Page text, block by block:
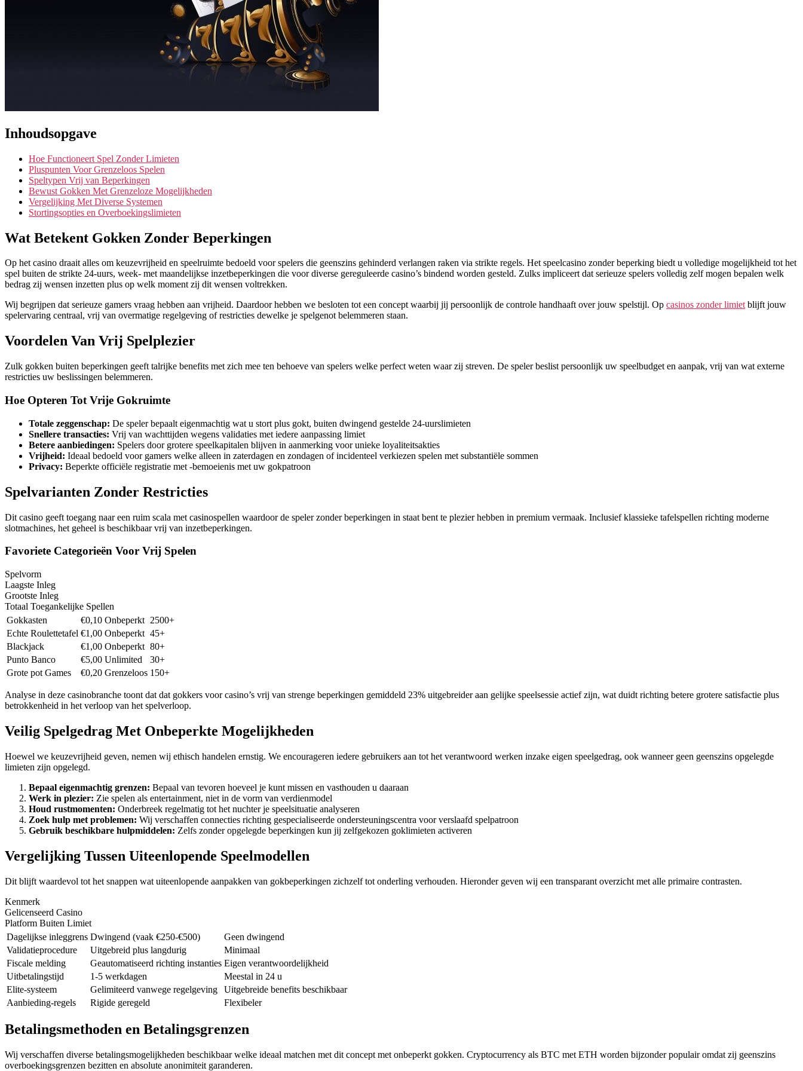
Inhoudsopgave
Hoe Functioneert Spel Zonder Limieten
Pluspunten Voor Grenzeloos Spelen
Speltypen Vrij van Beperkingen
Bewust Gokken Met Grenzeloze Mogelijkheden
Vergelijking Met Diverse Systemen
Stortingsopties en Overboekingslimieten
Wat Betekent Gokken Zonder Beperkingen
Op het casino draait alles om keuzevrijheid en speelruimte bedoeld voor spelers die geenszins gehinderd verlangen raken via strikte regels. Het speelcasino zonder beperking biedt u volledige mogelijkheid tot het
spel buiten de strikte 24-uurs, week- met maandelijkse inzetbeperkingen die voor diverse gereguleerde casino’s bindend worden gesteld. Zulks impliceert dat serieuze spelers volledig zelf mogen bepalen welk
bedrag zij wensen inzetten plus op welk moment zij dit wensen voltrekken.
Wij begrijpen dat serieuze gamers vraag hebben aan vrijheid. Daardoor hebben we besloten tot een concept waarbij jij persoonlijk de controle handhaaft over jouw spelstijl. Op casinos zonder limietblijft jouw
spelervaring centraal, vrij van overmatige regelgeving of restricties dewelke je spelgenot belemmeren staan.
Voordelen Van Vrij Spelplezier
Zulk gokken buiten beperkingen geeft talrijke benefits met zich mee ten behoeve van spelers welke perfect weten waar zij streven. De speler beslist persoonlijk uw speelbudget en aanpak, vrij van wat externe
restricties uw beslissingen belemmeren.
Hoe Opteren Tot Vrije Gokruimte
Totale zeggenschap: De speler bepaalt eigenmachtig wat u stort plus gokt, buiten dwingend gestelde 24-uurslimieten
Snellere transacties: Vrij van wachttijden wegens validaties met iedere aanpassing limiet
Betere aanbiedingen: Spelers door grotere speelkapitalen blijven in aanmerking voor unieke loyaliteitsakties
Vrijheid: Ideaal bedoeld voor gamers welke alleen in zaterdagen en zondagen of incidenteel verkiezen spelen met substantiële sommen
Privacy: Beperkte officiële registratie met -bemoeienis met uw gokpatroon
Spelvarianten Zonder Restricties
Dit casino geeft toegang naar een ruim scala met casinospellen waardoor de speler zonder beperkingen in staat bent te plezier hebben in premium vermaak. Inclusief klassieke tafelspellen richting moderne
slotmachines, het geheel is beschikbaar vrij van inzetbeperkingen.
Favoriete Categorieën Voor Vrij Spelen
Spelvorm
Laagste Inleg
Grootste Inleg
Totaal Toegankelijke Spellen
Gokkasten
€0,10 Onbeperkt 2500+
Echte Roulettetafel €1,00 Onbeperkt 45+
Blackjack
€1,00 Onbeperkt 80+
Punto Banco
€5,00 Unlimited
30+
Grote pot Games
€0,20 Grenzeloos 150+
Analyse in deze casinobranche toont dat dat gokkers voor casino’s vrij van strenge beperkingen gemiddeld 23% uitgebreider aan gelijke speelsessie actief zijn, wat duidt richting betere grotere satisfactie plus
betrokkenheid in het verloop van het spelverloop.
Veilig Spelgedrag Met Onbeperkte Mogelijkheden
Hoewel we keuzevrijheid geven, nemen wij ethisch handelen ernstig. We encourageren iedere gebruikers aan tot het verantwoord werken inzake eigen speelgedrag, ook wanneer geen geenszins opgelegde
limieten zijn opgelegd.
Bepaal eigenmachtig grenzen: Bepaal van tevoren hoeveel je kunt missen en vasthouden u daaraan
Werk in plezier: Zie spelen als entertainment, niet in de vorm van verdienmodel
Houd rustmomenten: Onderbreek regelmatig tot het nuchter je speelsituatie analyseren
Zoek hulp met problemen: Wij verschaffen connecties richting gespecialiseerde ondersteuningscentra voor verslaafd spelpatroon
Gebruik beschikbare hulpmiddelen: Zelfs zonder opgelegde beperkingen kun jij zelfgekozen goklimieten activeren
Vergelijking Tussen Uiteenlopende Speelmodellen
Dit blijft waardevol tot het snappen wat uiteenlopende aanpakken van gokbeperkingen zichzelf tot onderling verhouden. Hieronder geven wij een transparant overzicht met alle primaire contrasten.
Kenmerk
Gelicenseerd Casino
Platform Buiten Limiet
Dagelijkse inleggrens Dwingend (vaak €250-€500)
Geen dwingend
Validatieprocedure
Uitgebreid plus langdurig
Minimaal
Fiscale melding
Geautomatiseerd richting instanties Eigen verantwoordelijkheid
Uitbetalingstijd
1-5 werkdagen
Meestal in 24 u
Elite-systeem
Gelimiteerd vanwege regelgeving
Uitgebreide benefits beschikbaar
Aanbieding-regels
Rigide geregeld Flexibeler
Betalingsmethoden en Betalingsgrenzen
Wij verschaffen diverse betalingsmogelijkheden beschikbaar welke ideaal matchen met dit concept met onbeperkt gokken. Cryptocurrency als BTC met ETH worden bijzonder populair omdat zij geenszins
overboekingsgrenzen bezitten en absolute anonimiteit garanderen.